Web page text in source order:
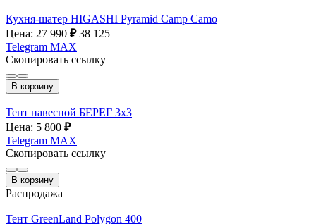
Кухня-шатер HIGASHI Pyramid Camp Camo
Цена: 27 990 ₽ 38 125
Telegram MAX
Скопировать ссылку
В корзину
Тент навесной БЕРЕГ 3х3
Цена: 5 800 ₽
Telegram MAX
Скопировать ссылку
В корзину
Распродажа
Тент GreenLand Polygon 400